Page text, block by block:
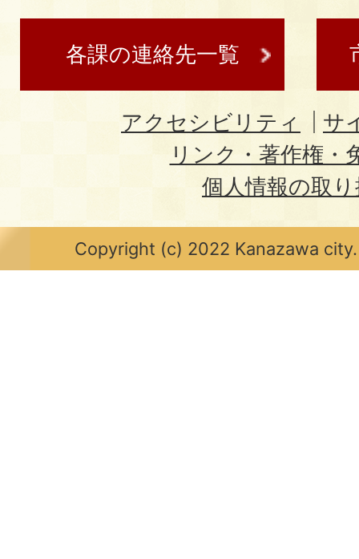
各課の連絡先一覧
アクセシビリティ
サ
リンク・著作権・
個人情報の取
Copyright (c) 2022 Kanazawa